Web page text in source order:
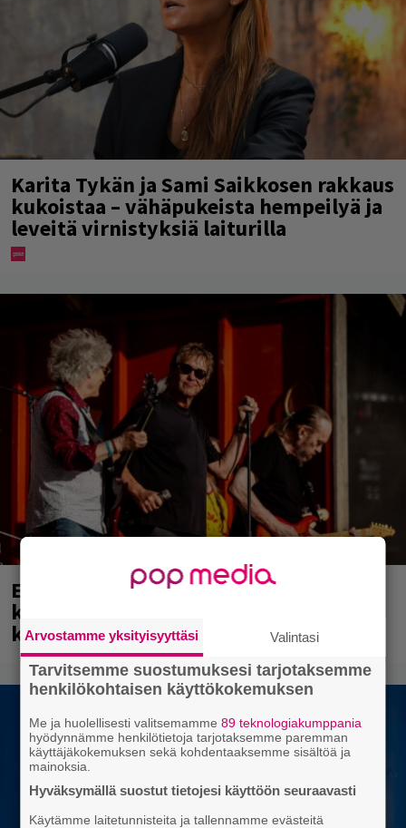
Karita Tykän ja Sami Saikkosen rakkaus
kukoistaa – vähäpukeista hempeilyä ja
leveitä virnistyksiä laiturilla
Eppu Normaali soitti viimeisen
keikkansa – nämä kappaleet sillä
kuultiin
Arvostamme yksityisyyttäsi Valintasi
Tarvitsemme suostumuksesi tarjotaksemme
henkilökohtaisen käyttökokemuksen
Me ja huolellisesti valitsemamme89 teknologiakumppania
hyödynnämme henkilötietoja tarjotaksemme paremman
käyttäjäkokemuksen sekä kohdentaaksemme sisältöä ja
mainoksia.
Hyväksymällä suostut tietojesi käyttöön seuraavasti
Käytämme laitetunnisteita ja tallennamme evästeitä